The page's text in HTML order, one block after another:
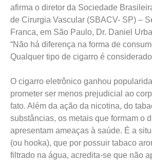
afirma o diretor da Sociedade
de Cirurgia Vascular (SBACV- SP) –
Franca, em São Paulo, Dr. Daniel
“Não há diferença na forma de
Qualquer tipo de cigarro é considerado
O cigarro eletrônico ganhou
prometer ser menos prejudicial ao
fato. Além da ação da nicotina, do
substâncias, os metais que formam o
apresentam ameaças à saúde. É a
(ou hooka), que por possuir tabaco
filtrado na água, acredita-se que não